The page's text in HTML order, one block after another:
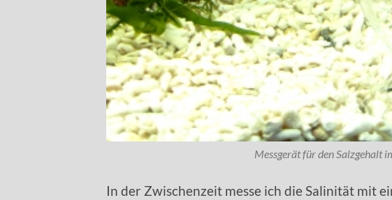
Messgerät für den Salzgehalt
In der Zwischenzeit messe ich die Salinität mit